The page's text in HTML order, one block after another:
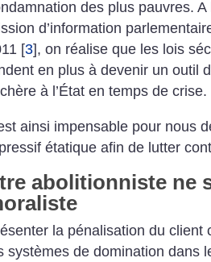
des plus pauvres.
d’information
[3], on réalise que les lois
en plus à devenir un outil
à l’État en temps de crise.
ainsi impensable pour nous
étatique afin de lutter
abolitionniste ne
la pénalisation du client
systèmes de domination dans